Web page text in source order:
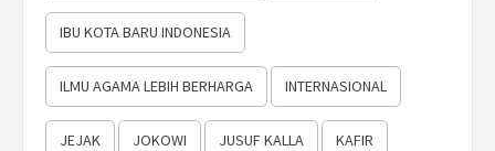
IBU KOTA BARU INDONESIA
ILMU AGAMA LEBIH BERHARGA INTERNASIONAL
JEJAK JOKOWI JUSUF KALLA KAFIR